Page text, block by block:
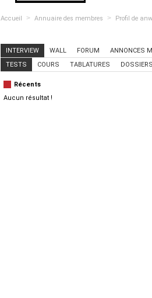
Accueil > Annuaire des membres > Profil de
INTERVIEW WALL FORUM ANNONCES
TESTS
COURS TABLATURES DOSSIERS
Récents
Aucun résultat !